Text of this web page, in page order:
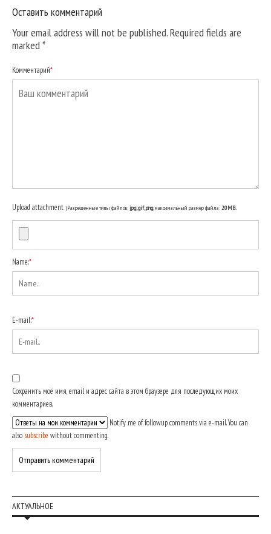
Оставить комментарий
Your email address will not be published. Required fields are
marked*
Комментарий*
Upload attachment (Разрешенные типы файлов:jpg, gif, png, максимальный размер файла: 20MB.
Name:*
E-mail:*
Сохранить моё имя, email и адрес сайта в этом браузере для последующих моих
комментариев.
Notify me of followup comments via e-mail. You can
also subscribe without commenting.
АКТУАЛЬНОЕ